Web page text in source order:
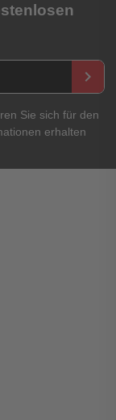
keyboard_arrow_right
Sie sich für den
erhalten